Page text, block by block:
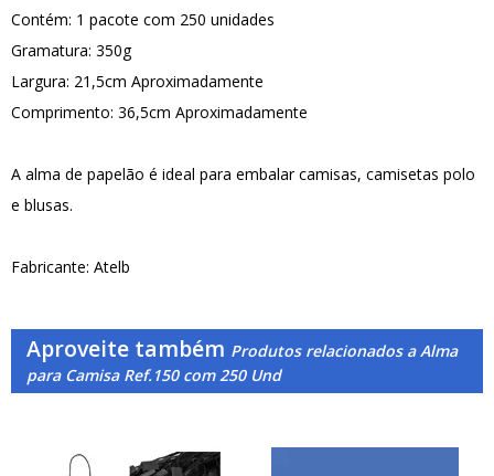
Contém: 1 pacote com 250 unidades
Gramatura: 350g
Largura: 21,5cm Aproximadamente
Comprimento: 36,5cm Aproximadamente
A alma de papelão é ideal para embalar camisas, camisetas polo
e blusas.
Fabricante: Atelb
Aproveite também Produtos relacionados a Alma
para Camisa Ref.150 com 250 Und